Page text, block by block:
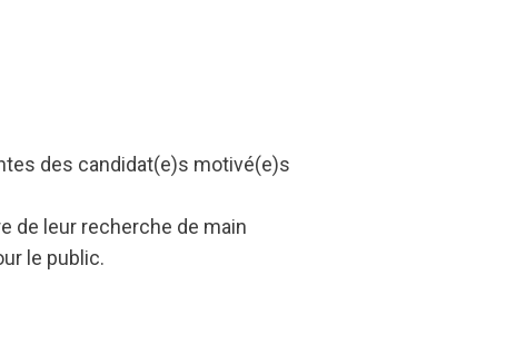
des candidat(e)s motivé(e)s
de leur recherche de main
le public.